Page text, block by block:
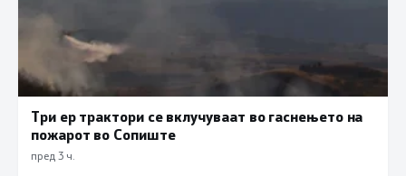
Три ер трактори се вклучуваат во гаснењето на
пожарот во Сопиште
пред 3 ч.